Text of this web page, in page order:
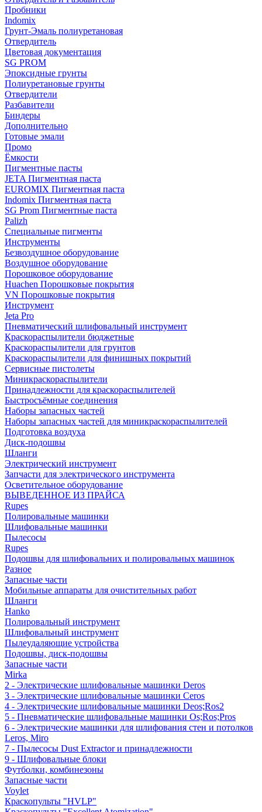
Пробники
Indomix
Грунт-Эмаль полиуретановая
Отвердитель
Цветовая документация
SG PROM
Эпоксидные грунты
Полиуретановые грунты
Отвердители
Разбавители
Биндеры
Дополнительно
Готовые эмали
Промо
Ёмкости
Пигментные пасты
JETA Пигментная паста
EUROMIX Пигментная паста
Indomix Пигментная паста
SG Prom Пигментные паста
Palizh
Специальные пигменты
Инструменты
Безвоздушное оборудование
Воздушное оборудование
Порошковое оборудование
Huachen Порошковые покрытия
VN Порошковые покрытия
Инструмент
Jeta Pro
Пневматический шлифовальный инструмент
Краскораспылители бюджетные
Краскораспылители для грунтов
Краскораспылители для финишных покрытий
Сервисные пистолеты
Миникраскораспылители
Принадлежности для краскораспылителей
Быстросъёмные соединения
Наборы запасных частей
Наборы запасных частей для миникраскораспылителей
Подготовка воздуха
Диск-подошвы
Шланги
Электрический инструмент
Запчасти для электрического инструмента
Осветительное оборудование
ВЫВЕДЕННОЕ ИЗ ПРАЙСА
Rupes
Полировальные машинки
Шлифовальные машинки
Пылесосы
Rupes
Подошвы для шлифовальних и полировальных машинок
Разное
Запасные части
Мобильные аппараты для очистительных работ
Шланги
Hanko
Полировальный инструмент
Шлифовальный инструмент
Пылеудаляющие устройства
Подошвы, диск-подошвы
Запасные части
Mirka
2 - Электрические шлифовальные машинки Deros
3 - Электрические шлифовальные машинки Ceros
4 - Электрические шлифовальные машинки Deos;Ros2
5 - Пневматические шлифовальные машинки Os;Ros;Pros
6 - Электрические машинки для шлифования стен и потолков
Leros, Miro
7 - Пылесосы Dust Extractor и принадлежности
9 - Шлифовальные блоки
Футболки, комбинезоны
Запасные части
Voylet
Краскопульты "HVLP"